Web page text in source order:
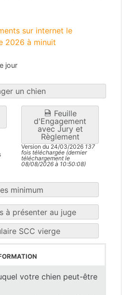
sur internet le
2026 à minuit
jour
un chien
Feuille
d'Engagement
avec Jury et
Règlement
Version du 24/03/2026 137
fois téléchargée (dernier
téléchargement le
08/08/2026 à 10:50:08)
minimum
à présenter au juge
SCC vierge
votre chien peut-être